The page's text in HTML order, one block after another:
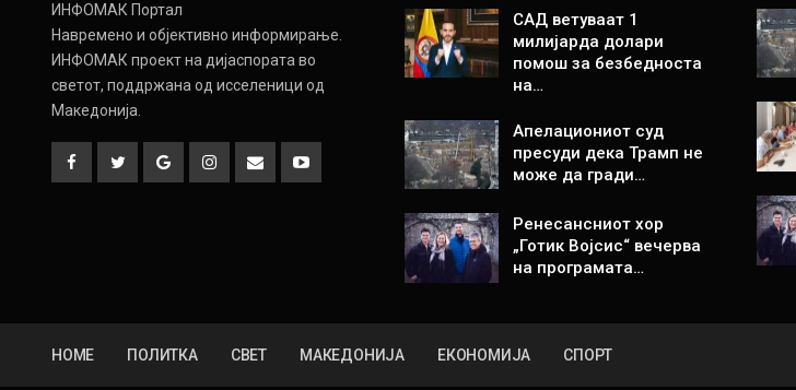
ИНФОМАК Портал
Навремено и објективно информирање.
ИНФОМАК проект на дијаспората во
светот, поддржана од исселеници од
Македонија.
САД ветуваат 1
милијарда долари
помош за безбедноста
на…
Апелациониот суд
пресуди дека Трамп не
може да гради…
Ренесансниот хор
„Готик Војсис“ вечерва
на програмата…
HOME ПОЛИТКА СВЕТ МАКЕДОНИЈА ЕКОНОМИЈА СПОРТ